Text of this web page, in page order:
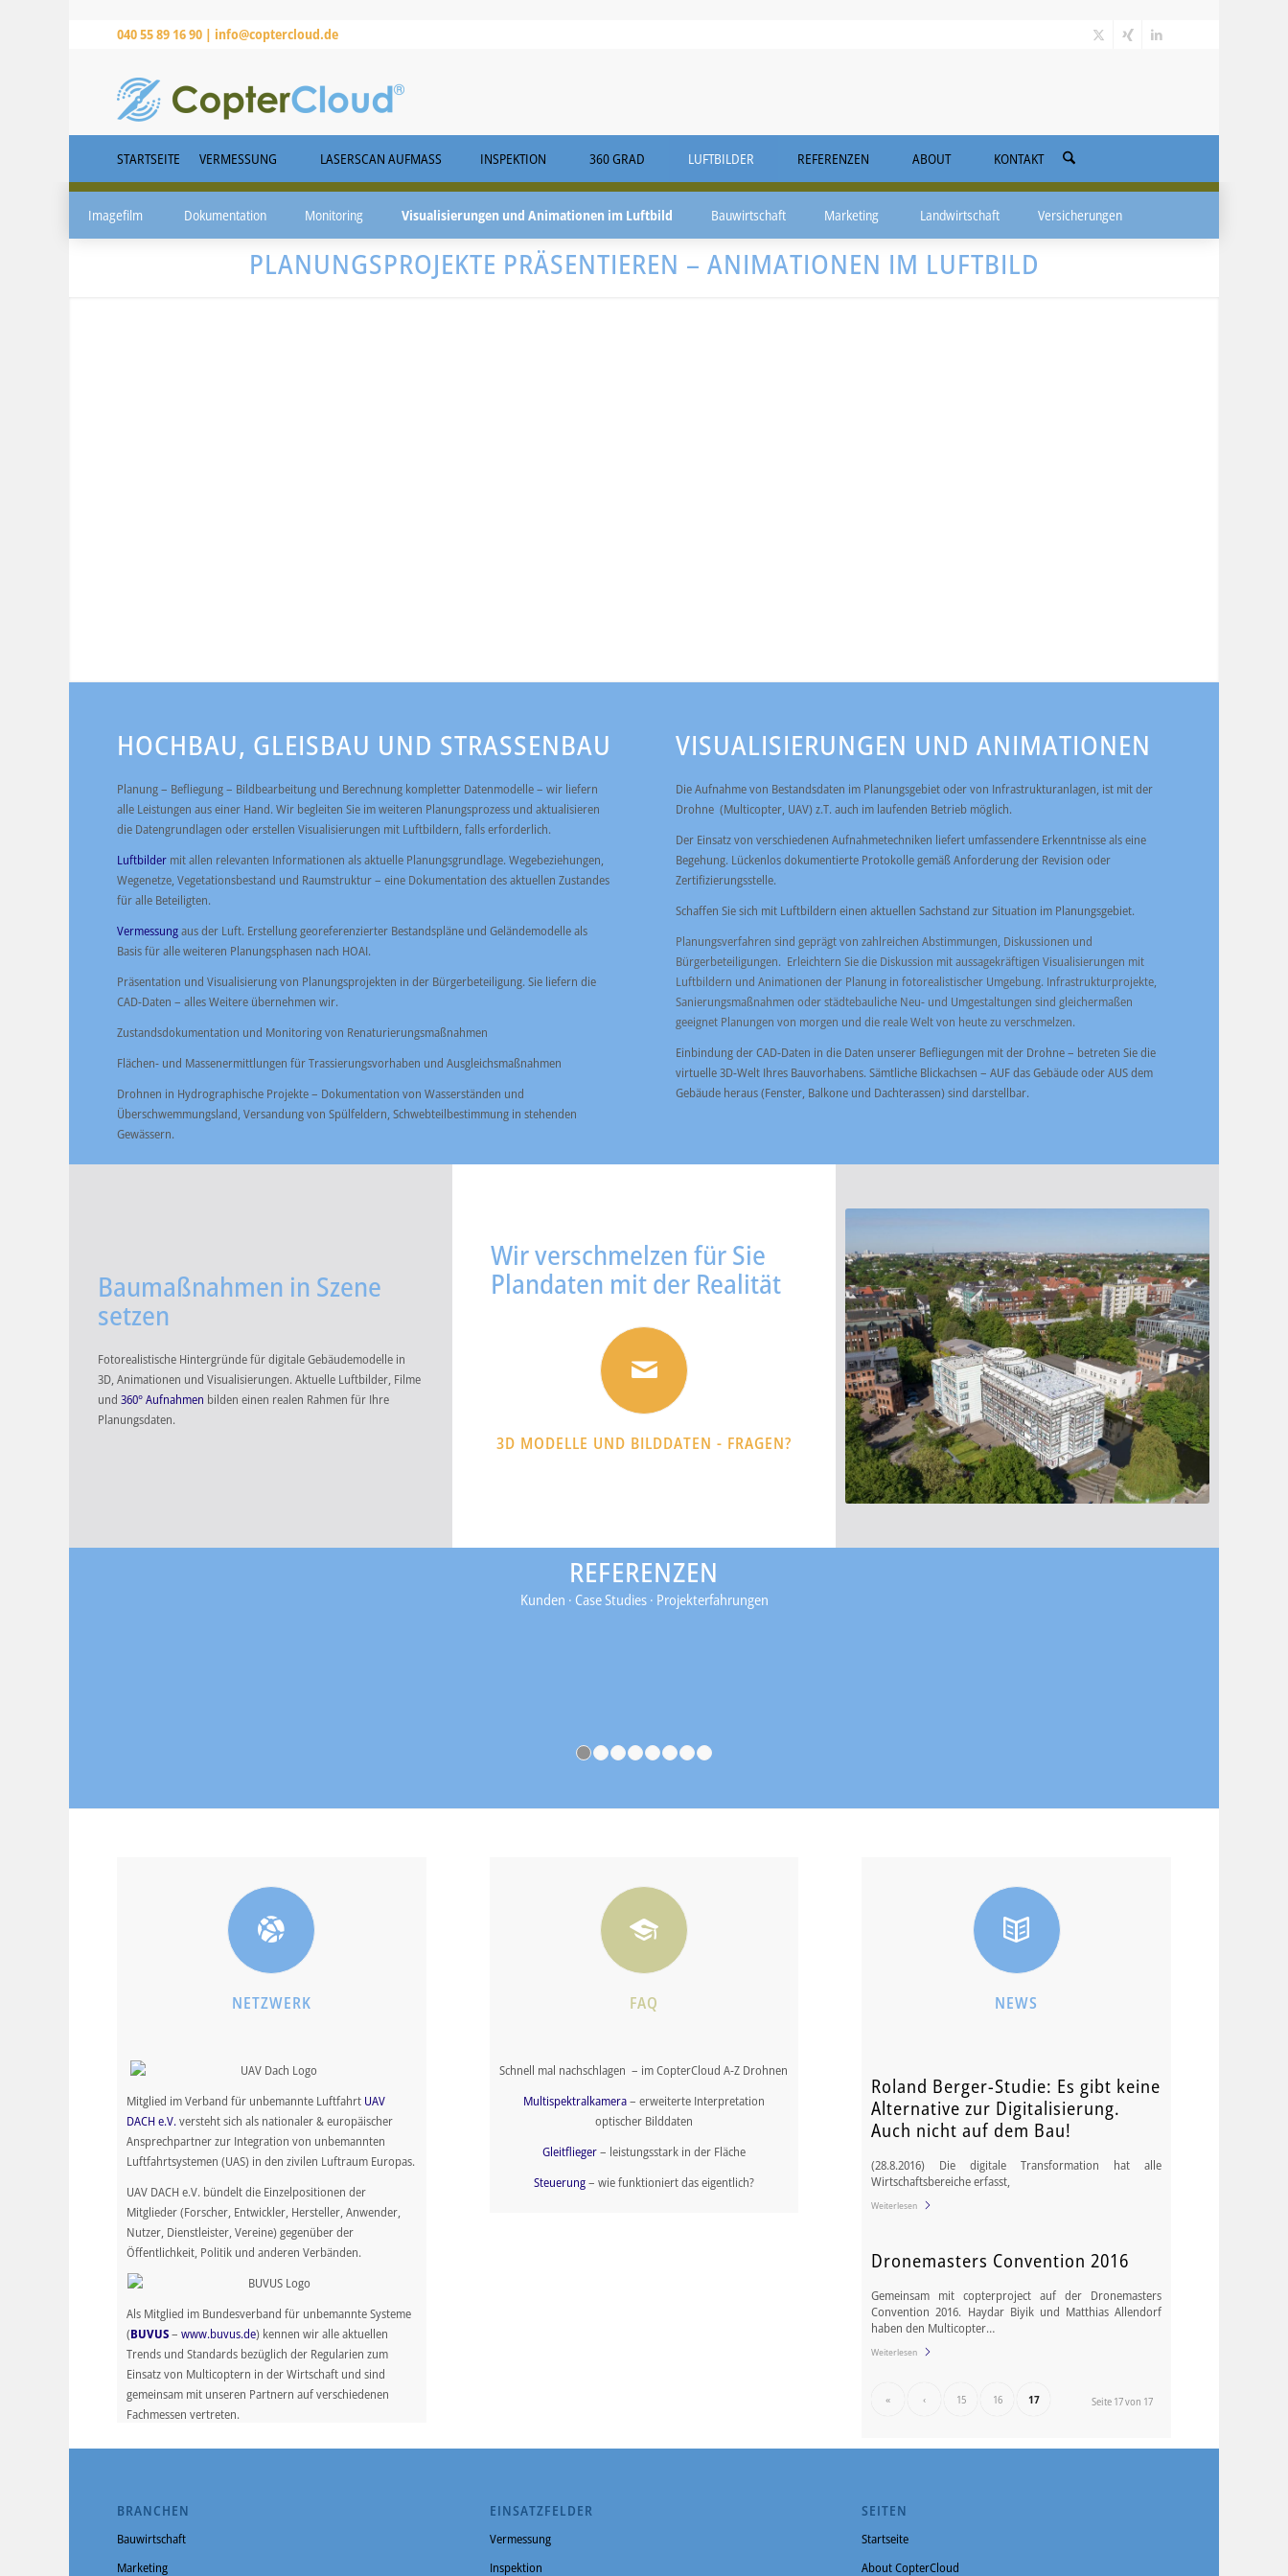
040 55 89 16 90 | info@coptercloud.de
STARTSEITE VERMESSUNG LASERSCAN AUFMASS INSPEKTION 360 GRAD LUFTBILDER
Imagefilm Dokumentation Monitoring Visualisierungen und Animationen im Luftbild Bauwirtschaft Marketing Landwirtschaft Versicherungen
REFERENZEN ABOUT KONTAKT
PLANUNGSPROJEKTE PRÄSENTIEREN – ANIMATIONEN IM LUFTBILD
HOCHBAU, GLEISBAU UND STRASSENBAU
Planung – Befliegung – Bildbearbeitung und Berechnung kompletter Datenmodelle – wir liefern
alle Leistungen aus einer Hand. Wir begleiten Sie im weiteren Planungsprozess und aktualisieren
die Datengrundlagen oder erstellen Visualisierungen mit Luftbildern, falls erforderlich.
Luftbilder mit allen relevanten Informationen als aktuelle Planungsgrundlage. Wegebeziehungen,
Wegenetze, Vegetationsbestand und Raumstruktur – eine Dokumentation des aktuellen Zustandes
für alle Beteiligten.
Vermessungaus der Luft. Erstellung georeferenzierter Bestandspläne und Geländemodelle als
Basis für alle weiteren Planungsphasen nach HOAI.
Präsentation und Visualisierung von Planungsprojekten in der Bürgerbeteiligung. Sie liefern die
CAD-Daten – alles Weitere übernehmen wir.
Zustandsdokumentation und Monitoring von Renaturierungsmaßnahmen
Flächen- und Massenermittlungen für Trassierungsvorhaben und Ausgleichsmaßnahmen
Drohnen in Hydrographische Projekte – Dokumentation von Wasserständen und
Überschwemmungsland, Versandung von Spülfeldern, Schwebteilbestimmung in stehenden
Gewässern.
VISUALISIERUNGEN UND ANIMATIONEN
Die Aufnahme von Bestandsdaten im Planungsgebiet oder von Infrastrukturanlagen, ist mit der
Drohne (Multicopter, UAV) z.T. auch im laufenden Betrieb möglich.
Der Einsatz von verschiedenen Aufnahmetechniken liefert umfassendere Erkenntnisse als eine
Begehung. Lückenlos dokumentierte Protokolle gemäß Anforderung der Revision oder
Zertifizierungsstelle.
Schaffen Sie sich mit Luftbildern einen aktuellen Sachstand zur Situation im Planungsgebiet.
Planungsverfahren sind geprägt von zahlreichen Abstimmungen, Diskussionen und
Bürgerbeteiligungen. Erleichtern Sie die Diskussion mit aussagekräftigen Visualisierungen mit
Luftbildern und Animationen der Planung in fotorealistischer Umgebung. Infrastrukturprojekte,
Sanierungsmaßnahmen oder städtebauliche Neu- und Umgestaltungen sind gleichermaßen
geeignet Planungen von morgen und die reale Welt von heute zu verschmelzen.
Einbindung der CAD-Daten in die Daten unserer Befliegungen mit der Drohne – betreten Sie die
virtuelle 3D-Welt Ihres Bauvorhabens. Sämtliche Blickachsen – AUF das Gebäude oder AUS dem
Gebäude heraus (Fenster, Balkone und Dachterassen) sind darstellbar.
Baumaßnahmen in Szene
setzen
Fotorealistische Hintergründe für digitale Gebäudemodelle in
3D, Animationen und Visualisierungen. Aktuelle Luftbilder, Filme
und 360° Aufnahmen bilden einen realen Rahmen für Ihre
Planungsdaten.
Wir verschmelzen für Sie
Plandaten mit der Realität
3D MODELLE UND BILDDATEN - FRAGEN?
REFERENZEN
Kunden · Case Studies · Projekterfahrungen
1 2
NETZWERK
Mitglied im Verband für unbemannte Luftfahrt UAV
DACH e.V.versteht sich als nationaler & europäischer
Ansprechpartner zur Integration von unbemannten
Luftfahrtsystemen (UAS) in den zivilen Luftraum Europas.
UAV DACH e.V. bündelt die Einzelpositionen der
Mitglieder (Forscher, Entwickler, Hersteller, Anwender,
Nutzer, Dienstleister, Vereine) gegenüber der
Öffentlichkeit, Politik und anderen Verbänden.
Als Mitglied im Bundesverband für unbemannte Systeme
(BUVUS– www.buvus.de) kennen wir alle aktuellen
Trends und Standards bezüglich der Regularien zum
Einsatz von Multicoptern in der Wirtschaft und sind
gemeinsam mit unseren Partnern auf verschiedenen
Fachmessen vertreten.
Angewandte Luftfahrtforschung). Der Name steht für die
„Wirtschaftliche Nutzung von Drohnen in
FAQ
Schnell mal nachschlagen – im CopterCloud A-Z Drohnen
Multispektralkamera– erweiterte Interpretation
optischer Bilddaten
Gleitflieger– leistungsstark in der Fläche
Steuerung– wie funktioniert das eigentlich?
NEWS
Roland Berger-Studie: Es gibt keine
Alternative zur Digitalisierung.
Auch nicht auf dem Bau!
(28.8.2016) Die digitale Transformation hat alle
Wirtschafts­bereiche erfasst,
Weiterlesen
Dronemasters Convention 2016
Gemeinsam mit copterproject auf der Dronemasters
Convention 2016. Haydar Biyik und Matthias Allendorf
haben den Multicopter…
Weiterlesen
Seite 17 von 17
« ‹ 15 16 17
BRANCHEN
Bauwirtschaft
Marketing
EINSATZFELDER
Vermessung
Inspektion
SEITEN
Startseite
About CopterCloud